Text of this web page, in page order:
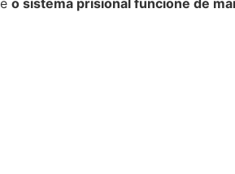
o sistema prisional funcione de